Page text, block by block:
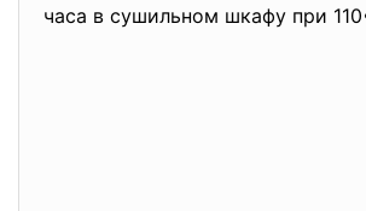
часа в сушильном шкафу при